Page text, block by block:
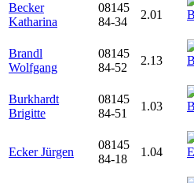
Becker
Katharina
08145
84-34
2.01
Brandl
Wolfgang
08145
84-52
2.13
Burkhardt
Brigitte
08145
84-51
1.03
Ecker Jürgen
08145
84-18
1.04